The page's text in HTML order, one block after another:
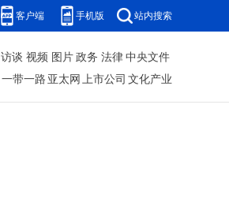
客户端 手机版 站内搜索
访谈 视频 图片 政务 法律 中央文件
一带一路 亚太网 上市公司 文化产业